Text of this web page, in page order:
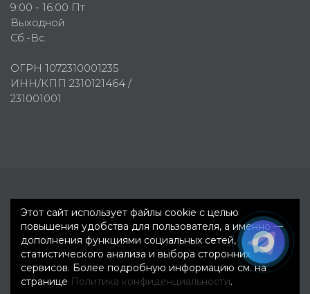
9:00 - 16:00 Пт
Выходной:
Сб.-Вс.
ОГРН 1072310001235
ИНН/КПП 2310121464 /
231001001
Этот сайт использует файлы cookie с целью
повышения удобства для пользователя, а именно —
дополнения функциями социальных сетей,
статистического анализа и выбора сторонних
сервисов. Более подробную информацию см. на
странице Политика конфиденциальности.